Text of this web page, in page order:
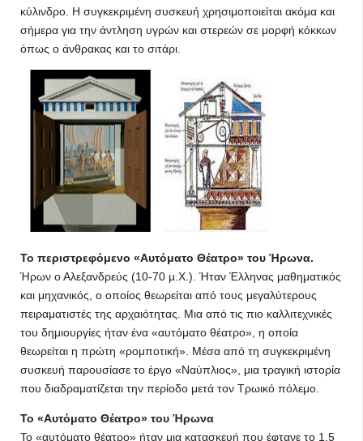
κύλινδρο. Η συγκεκριμένη συσκευή χρησιμοποιείται ακόμα και
σήμερα για την άντληση υγρών και στερεών σε μορφή κόκκων
όπως ο άνθρακας και το σιτάρι.
Το περιστρεφόμενο «Αυτόματο Θέατρο» του Ήρωνα.
Ήρων ο Αλεξανδρεύς (10-70 μ.Χ.). Ήταν Έλληνας μαθηματικός
και μηχανικός, ο οποίος θεωρείται από τους μεγαλύτερους
πειραματιστές της αρχαιότητας. Μια από τις πιο καλλιτεχνικές
του δημιουργίες ήταν ένα «αυτόματο θέατρο», η οποία
θεωρείται η πρώτη «ρομποτική». Μέσα από τη συγκεκριμένη
συσκευή παρουσίασε το έργο «Ναύπλιος», μια τραγική ιστορία
που διαδραματίζεται την περίοδο μετά τον Τρωικό πόλεμο.
Το «Αυτόματο Θέατρο» του Ήρωνα
Το «αυτόματο θέατρο» ήταν μια κατασκευή που έφτανε το 1,5